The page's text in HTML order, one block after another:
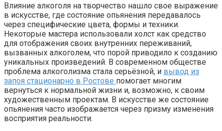
Влияние алкоголя на творчество нашло свое выражение
в искусстве, где состояние опьянения передавалось
через специфические цвета, формы и техники.
Некоторые мастера использовали холст как средство
для отображения своих внутренних переживаний,
вызванных алкоголем, что порой приводило к созданию
уникальных произведений. В современном обществе
проблема алкоголизма стала серьёзной, и вывод из
запоя стационарно в Ростове помогает многим
вернуться к нормальной жизни и, возможно, к своим
художественным проектам. В искусстве же состояние
опьянения часто изображается через призму изменения
восприятия реальности.